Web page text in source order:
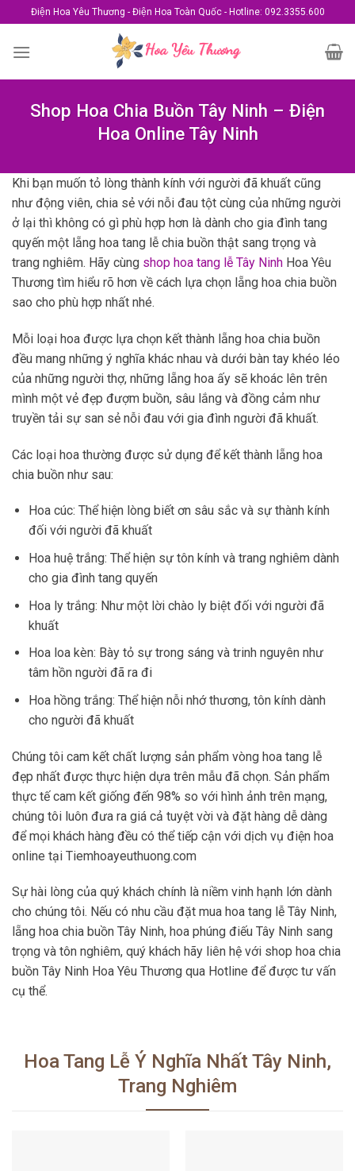
to
content
Điện Hoa Yêu Thương - Điện Hoa Toàn Quốc - Hotline: 092.3355.600
Shop Hoa Chia Buồn Tây Ninh – Điện
Hoa Online Tây Ninh
Khi bạn muốn tỏ lòng thành kính với người đã khuất cũng
như động viên, chia sẻ với nỗi đau tột cùng của những người
ở lại thì không có gì phù hợp hơn là dành cho gia đình tang
quyến một lẵng hoa tang lễ chia buồn thật sang trọng và
trang nghiêm. Hãy cùng shop hoa tang lễ Tây Ninh Hoa Yêu
Thương tìm hiểu rõ hơn về cách lựa chọn lẵng hoa chia buồn
sao cho phù hợp nhất nhé.
Mỗi loại hoa được lựa chọn kết thành lẵng hoa chia buồn
đều mang những ý nghĩa khác nhau và dưới bàn tay khéo léo
của những người thợ, những lẵng hoa ấy sẽ khoác lên trên
mình một vẻ đẹp đượm buồn, sâu lắng và đồng cảm như
truyền tải sự san sẻ nỗi đau với gia đình người đã khuất.
Các loại hoa thường được sử dụng để kết thành lẵng hoa
chia buồn như sau:
Hoa cúc: Thể hiện lòng biết ơn sâu sắc và sự thành kính
đối với người đã khuất
Hoa huệ trắng: Thể hiện sự tôn kính và trang nghiêm dành
cho gia đình tang quyến
Hoa ly trắng: Như một lời chào ly biệt đối với người đã
khuất
Hoa loa kèn: Bày tỏ sự trong sáng và trinh nguyên như
tâm hồn người đã ra đi
Hoa hồng trắng: Thể hiện nỗi nhớ thương, tôn kính dành
cho người đã khuất
Chúng tôi cam kết chất lượng sản phẩm vòng hoa tang lễ
đẹp nhất được thực hiện dựa trên mẫu đã chọn. Sản phẩm
thực tế cam kết giống đến 98% so với hình ảnh trên mạng,
chúng tôi luôn đưa ra giá cả tuyệt vời và đặt hàng dễ dàng
để mọi khách hàng đều có thể tiếp cận với dịch vụ điện hoa
online tại Tiemhoayeuthuong.com
Sự hài lòng của quý khách chính là niềm vinh hạnh lớn dành
cho chúng tôi. Nếu có nhu cầu đặt mua hoa tang lễ Tây Ninh,
lẵng hoa chia buồn Tây Ninh, hoa phúng điếu Tây Ninh sang
trọng và tôn nghiêm, quý khách hãy liên hệ với shop hoa chia
buồn Tây Ninh Hoa Yêu Thương qua Hotline để được tư vấn
cụ thể.
Hoa Tang Lễ Ý Nghĩa Nhất Tây Ninh,
Trang Nghiêm